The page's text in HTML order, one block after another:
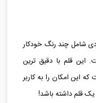
شامل چند رنگ خودکار
این قلم با دقیق ترین
این امکان را به کاربر
قلم داشته باشد!